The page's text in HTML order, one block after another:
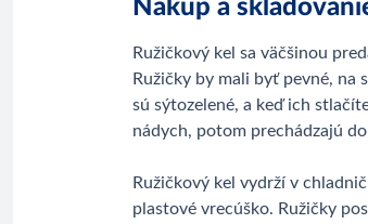
Nákup a
Ružičkový kel sa väčšinou
Ružičky by mali byť pevné, na
sú sýtozelené, a keď ich
nádych, potom prechádzajú
Ružičkový kel vydrží v
plastové vrecúško. Ružičky